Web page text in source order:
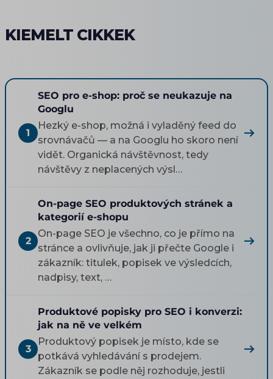
KIEMELT CIKKEK
1
SEO pro e-shop: proč se neukazuje na
Googlu
Hezký e-shop, možná i vyladěný feed do
srovnávačů — a na Googlu ho skoro není
vidět. Organická návštěvnost, tedy
návštěvy z neplacených výsl…
2
On-page SEO produktových stránek a
kategorií e-shopu
On-page SEO je všechno, co je přímo na
stránce a ovlivňuje, jak ji přečte Google i
zákazník: titulek, popisek ve výsledcích,
nadpisy, text, …
3
Produktové popisky pro SEO i konverzi:
jak na ně ve velkém
Produktový popisek je místo, kde se
potkává vyhledávání s prodejem.
Zákazník se podle něj rozhoduje, jestli